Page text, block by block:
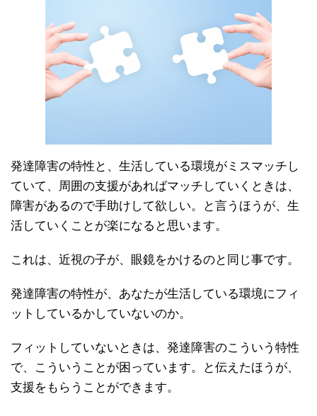
発達障害の特性と、生活している環境がミスマッチし
ていて、周囲の支援があればマッチしていくときは、
障害があるので手助けして欲しい。と言うほうが、生
活していくことが楽になると思います。
これは、近視の子が、眼鏡をかけるのと同じ事です。
発達障害の特性が、あなたが生活している環境にフィ
ットしているかしていないのか。
フィットしていないときは、発達障害のこういう特性
で、こういうことが困っています。と伝えたほうが、
支援をもらうことができます。